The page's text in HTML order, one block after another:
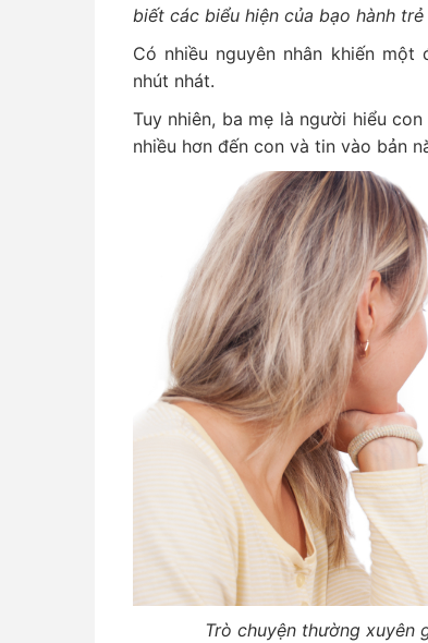
biết các biểu hiện của bạo hành trẻ
Có nhiều nguyên nhân khiến
nhút nhát.
Tuy nhiên, ba mẹ là người hiểu
nhiều hơn đến con và tin vào bản
Trò chuyện thường xuyên